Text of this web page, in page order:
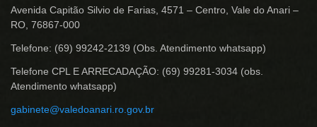
Avenida Capitão Silvio de Farias, 4571 – Centro, Vale do Anari –
RO, 76867-000
Telefone: (69) 99242-2139 (Obs. Atendimento whatsapp)
Telefone CPL E ARRECADAÇÃO: (69) 99281-3034 (obs.
Atendimento whatsapp)
gabinete@valedoanari.ro.gov.br